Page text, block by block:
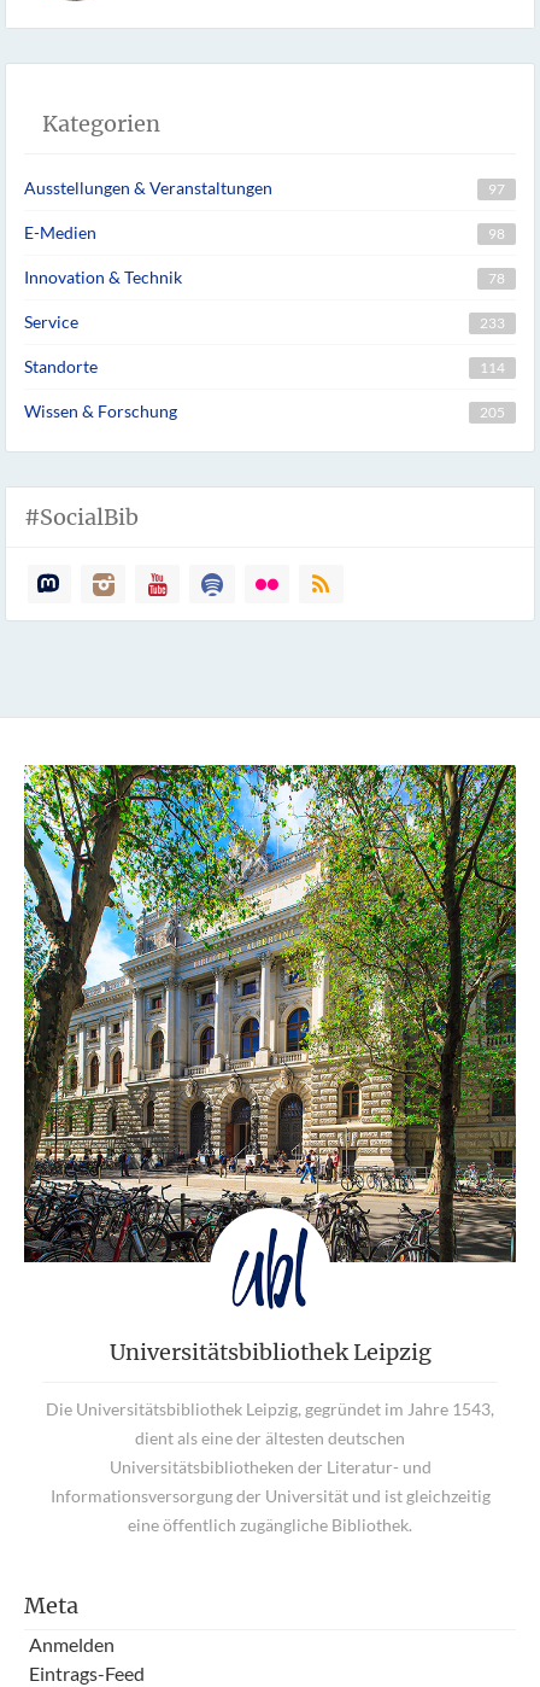
Kategorien
Ausstellungen & Veranstaltungen 97
E-Medien 98
Innovation & Technik 78
Service 233
Standorte 114
Wissen & Forschung 205
#SocialBib
Universitätsbibliothek Leipzig
Die Universitätsbibliothek Leipzig, gegründet im Jahre 1543,
dient als eine der ältesten deutschen
Universitätsbibliotheken der Literatur- und
Informationsversorgung der Universität und ist gleichzeitig
eine öffentlich zugängliche Bibliothek.
Meta
Anmelden
Eintrags-Feed